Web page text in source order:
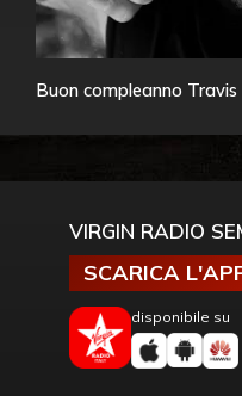
Buon compleanno Travis
VIRGIN RADIO
SCARICA
disponibile su